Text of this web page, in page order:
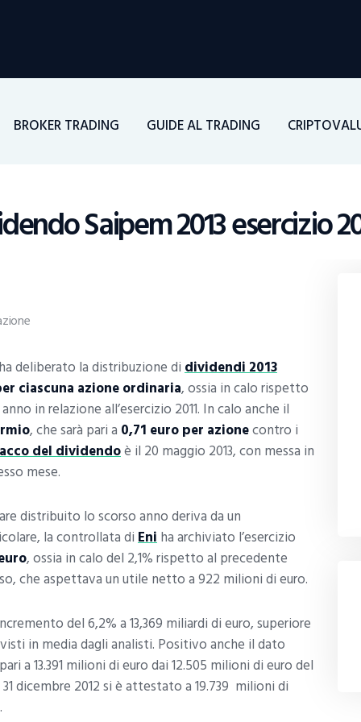
BROKER TRADING GUIDE AL TRADING
Saipem 2013 esercizio
Al Trading
deliberato la distribuzione didividendi 2013
ciascuna azioneordinaria, ossia in calo rispetto
in relazione all’esercizio 2011. In calo anche il
, che sarà pari a 0,71 euro per azionecontro i
del dividendoè il 20 maggio 2013, con messa in
mese.
distribuito lo scorso anno deriva da un
la controllata diEniha archiviato l’esercizio
, ossia in calo del 2,1% rispetto al precedente
che aspettava un utile netto a 922 milioni di euro.
del 6,2% a 13,369 miliardi di euro, superiore
in media dagli analisti. Positivo anche il dato
a 13.391 milioni di euro dai 12.505 milioni di euro del
dicembre 2012 si è attestato a 19.739 milioni di